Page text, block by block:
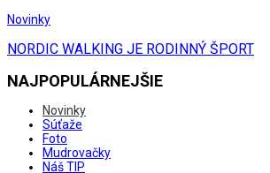
Novinky
NORDIC WALKING JE RODINNÝ ŠPORT
NAJPOPULÁRNEJŠIE
Novinky
Súťaže
Foto
Mudrovačky
Náš TIP